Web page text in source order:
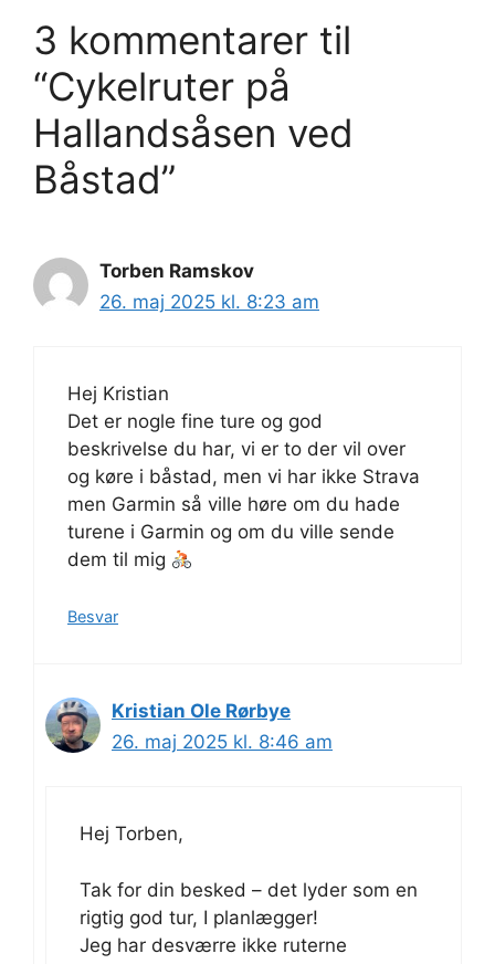
3 kommentarer til
“Cykelruter på
Hallandsåsen ved
Båstad”
Torben Ramskov
26. maj 2025 kl. 8:23 am
Hej Kristian
Det er nogle fine ture og god
beskrivelse du har, vi er to der vil over
og køre i båstad, men vi har ikke Strava
men Garmin så ville høre om du hade
turene i Garmin og om du ville sende
dem til mig
Besvar
Kristian Ole Rørbye
26. maj 2025 kl. 8:46 am
Hej Torben,
Tak for din besked – det lyder som en
rigtig god tur, I planlægger!
Jeg har desværre ikke ruterne